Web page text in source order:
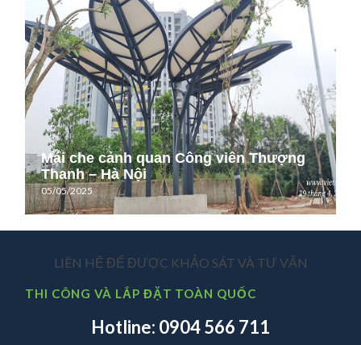
Mái che cảnh quan Công viên Thượng
Thanh – Hà Nội
05/05/2025
LIÊN HỆ ĐỂ ĐƯỢC KHẢO SÁT VÀ TƯ VẤN
THI CÔNG VÀ LẮP ĐẶT TOÀN QUỐC
Hotline: 0904 566 711